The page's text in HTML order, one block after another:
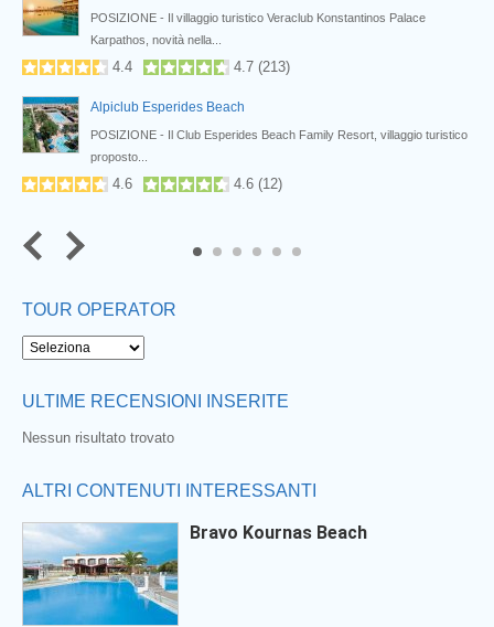
POSIZIONE - Il villaggio turistico Veraclub Konstantinos Palace
Karpathos, novità nella...
4.4 4.7 (213)
Alpiclub Esperides Beach
POSIZIONE - Il Club Esperides Beach Family Resort, villaggio turistico
proposto...
4.6 4.6 (12)
TOUR OPERATOR
ULTIME RECENSIONI INSERITE
Nessun risultato trovato
ALTRI CONTENUTI INTERESSANTI
Bravo Kournas Beach